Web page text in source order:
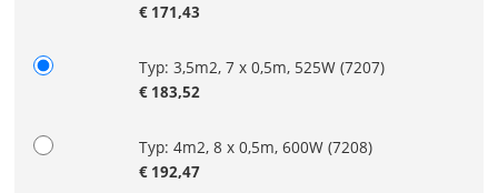
€ 171,43
Typ: 3,5m2, 7 x 0,5m, 525W(7207)
€ 183,52
Typ: 4m2, 8 x 0,5m, 600W(7208)
€ 192,47